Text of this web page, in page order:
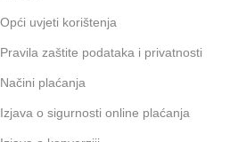
Opći uvjeti korištenja
Pravila zaštite podataka i privatnosti
Načini plaćanja
Izjava o sigurnosti online plaćanja